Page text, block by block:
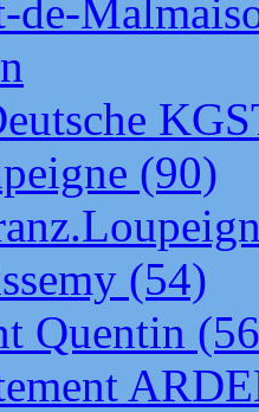
de-
(90)
(54)
Quentin